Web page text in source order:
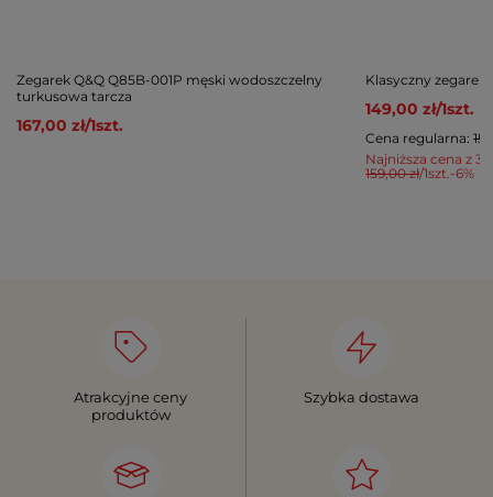
Zegarek Q&Q Q85B-001P męski wodoszczelny
turkusowa tarcza
167,00 zł/1szt.
Klasyczny zegarek
149,00 zł/1szt.
Najniższa cena z
159,00 zł/1szt. -6%
Cena regularna:
Atrakcyjne ceny
produktów
Szybka dostawa